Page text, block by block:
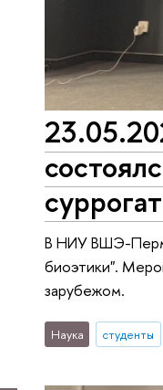
В НИУ ВШЭ-Пермь
биоэтики".
зарубежом.
Наука студенты